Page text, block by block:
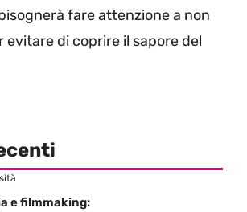
fare attenzione a non
evitare di coprire il sapore del
e filmmaking: